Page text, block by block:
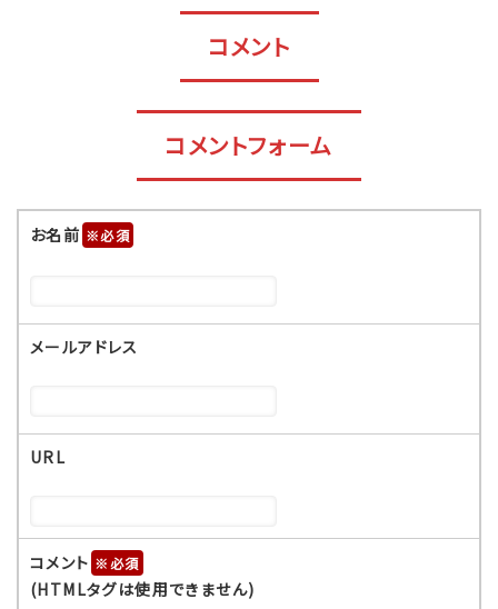
コメント
コメントフォーム
お名前 ※
メールアドレス
URL
コメント ※
(HTMLタグは使用できません)